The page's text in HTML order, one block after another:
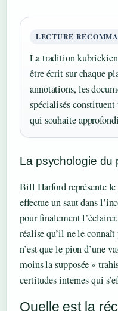
LECTURE
La tradition
être écrit sur chaque
annotations, les
spécialisés
qui souhaite
La psychologie du
Bill Harford représente
effectue un saut dans
pour finalement
réalise qu’il ne le
n’est que le pion d’une
moins la supposée «
certitudes internes qui
Quelle est la